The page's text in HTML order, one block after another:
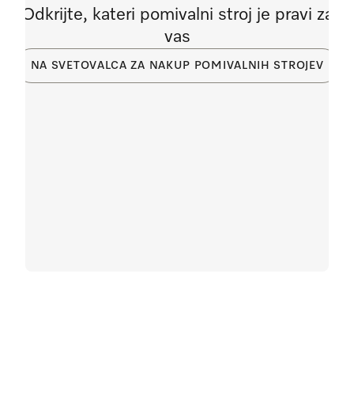
Odkrijte, kateri pomivalni stroj je pravi za
vas
NA SVETOVALCA ZA NAKUP POMIVALNIH STROJEV